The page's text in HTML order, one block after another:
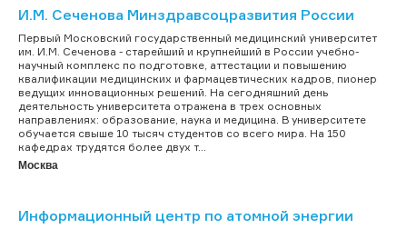
И.М. Сеченова Минздравсоцразвития России
Первый Московский государственный медицинский университет
им. И.М. Сеченова - старейший и крупнейший в России учебно-
научный комплекс по подготовке, аттестации и повышению
квалификации медицинских и фармацевтических кадров, пионер
ведущих инновационных решений. На сегодняшний день
деятельность университета отражена в трех основных
направлениях: образование, наука и медицина. В университете
обучается свыше 10 тысяч студентов со всего мира. На 150
кафедрах трудятся более двух т...
Москва
Информационный центр по атомной энергии